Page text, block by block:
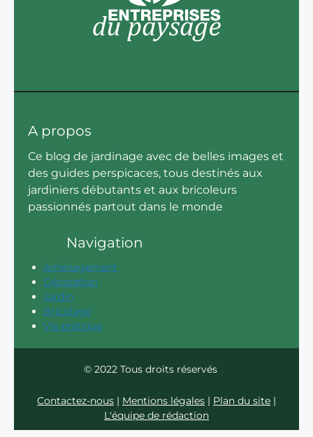
A propos
Ce blog de jardinage avec de belles images et
des guides perspicaces, tous destinés aux
jardiniers débutants et aux bricoleurs
passionnés partout dans le monde
Navigation
Aménagement
Décoration
Jardin
Bricolage
Vie pratique
© 2022 Tous droits réservés
Contactez-nous | Mentions légales | Plan du site |
L'équipe de rédaction